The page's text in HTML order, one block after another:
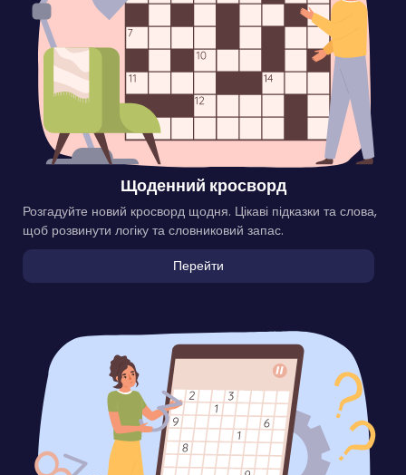
Щоденний кросворд
Розгадуйте новий кросворд щодня. Цікаві підказки та слова,
щоб розвинути логіку та словниковий запас.
Перейти